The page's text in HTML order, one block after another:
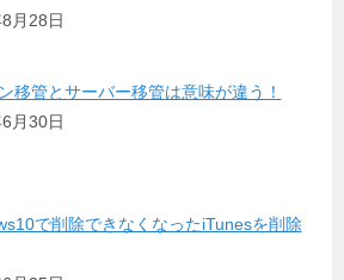
月28日
移管とサーバー移管は意味が違う！
月30日
で削除できなくなったiTunesを削除